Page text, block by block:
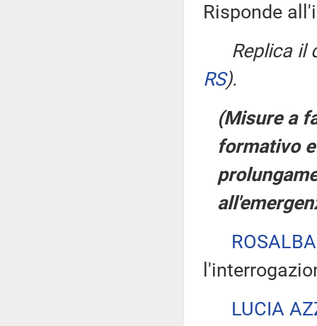
Risponde
Replica il
RS).
(Misure a
formativo
LUCIA